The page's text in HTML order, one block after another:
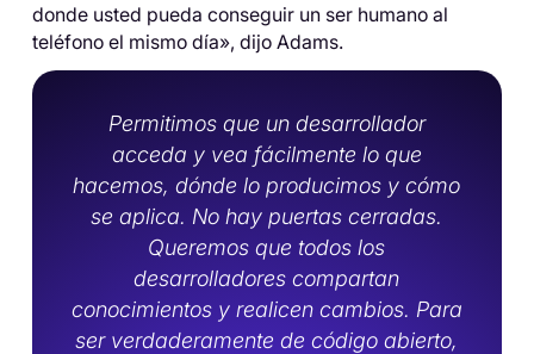
donde usted pueda conseguir un ser humano al
teléfono el mismo día», dijo Adams.
Permitimos que un desarrollador
acceda y vea fácilmente lo que
hacemos, dónde lo producimos y cómo
se aplica. No hay puertas cerradas.
Queremos que todos los
desarrolladores compartan
conocimientos y realicen cambios. Para
ser verdaderamente de código abierto,